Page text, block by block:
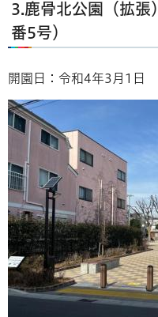
3.鹿骨北公園（拡張
番5号）
開園日：令和4年3月1日